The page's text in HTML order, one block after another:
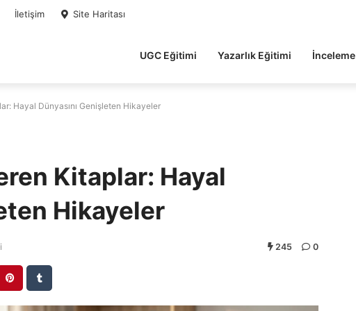
İletişim Site Haritası
UGC Eğitimi Yazarlık Eğitimi İnceleme
Hayal Dünyasını Genişleten Hikayeler
Kitaplar: Hayal
Hikayeler
245 0